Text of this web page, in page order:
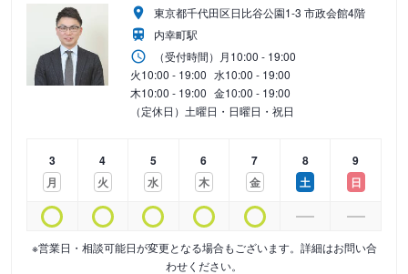
東京都千代田区日比谷公園1-3 市政会館4階
内幸町駅
（受付時間） 月10:00 - 19:00
火10:00 - 19:00 水10:00 - 19:00
木10:00 - 19:00 金10:00 - 19:00
（定休日）土曜日・日曜日・祝日
3
月
4
火
5
水
6
木
7
金
8
土
9
日
※営業日・相談可能日が変更となる場合もございます。詳細はお問い合
わせください。